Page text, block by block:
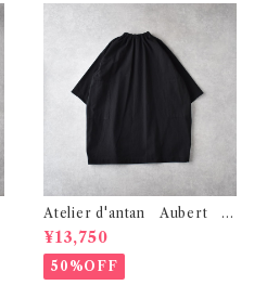
Atelier d'antan Aubert ｺｯ
ﾄﾝﾁｭﾆｯｸ (ﾌﾞﾗｯｸ)
¥13,750
50%OFF